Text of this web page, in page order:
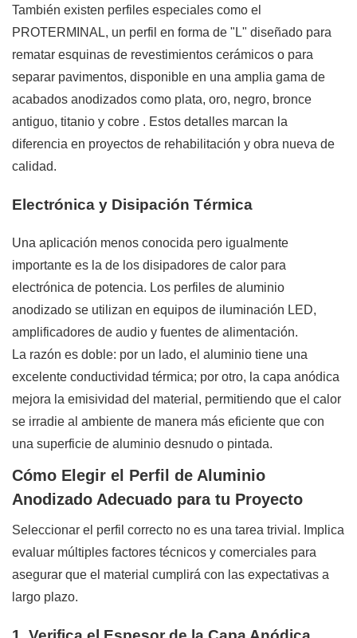
También existen perfiles especiales como el
PROTERMINAL, un perfil en forma de "L" diseñado para
rematar esquinas de revestimientos cerámicos o para
separar pavimentos, disponible en una amplia gama de
acabados anodizados como plata, oro, negro, bronce
antiguo, titanio y cobre . Estos detalles marcan la
diferencia en proyectos de rehabilitación y obra nueva de
calidad.
Electrónica y Disipación Térmica
Una aplicación menos conocida pero igualmente
importante es la de los disipadores de calor para
electrónica de potencia. Los perfiles de aluminio
anodizado se utilizan en equipos de iluminación LED,
amplificadores de audio y fuentes de alimentación.
La razón es doble: por un lado, el aluminio tiene una
excelente conductividad térmica; por otro, la capa anódica
mejora la emisividad del material, permitiendo que el calor
se irradie al ambiente de manera más eficiente que con
una superficie de aluminio desnudo o pintada.
Cómo Elegir el Perfil de Aluminio
Anodizado Adecuado para tu Proyecto
Seleccionar el perfil correcto no es una tarea trivial. Implica
evaluar múltiples factores técnicos y comerciales para
asegurar que el material cumplirá con las expectativas a
largo plazo.